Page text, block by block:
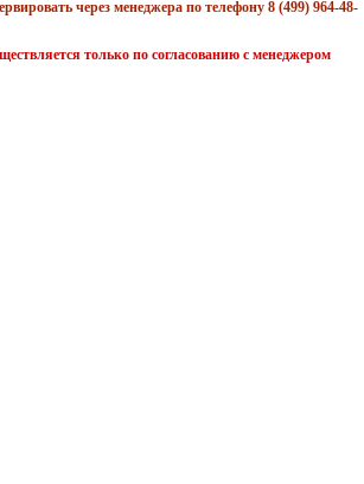
через менеджера по телефону 8 (499) 964-48-
только по согласованию с менеджером